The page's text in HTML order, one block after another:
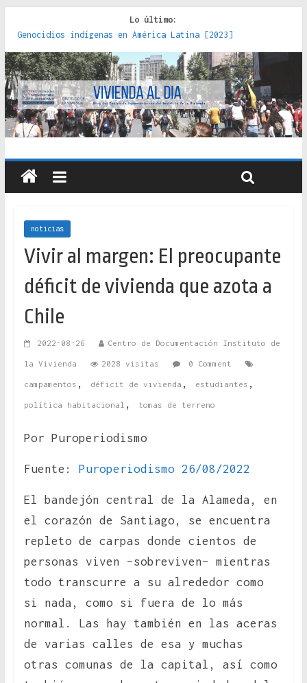
Lo último:
Genocidios indígenas en América Latina [2023]
Estudios sobre la espacialización de los Estados :
políticas, prácticas y representaciones [2022]
Donde el pedernal choca con el acero : hacia una teoría
crítica de las fronteras latinoamericanas [2020]
Criterios técnicos para una vivienda adecuada [2019]
Red de consultorios de la Caja del Seguro Obrero en
Santiago : un patrimonio emblemático [2014]
noticias
Vivir al margen: El preocupante
déficit de vivienda que azota a
Chile
2022-08-26 Centro de Documentación Instituto de
la Vivienda 2028 visitas 0 Comment
campamentos , déficit de vivienda , estudiantes ,
política habitacional , tomas de terreno
Por Puroperiodismo
Fuente: Puroperiodismo 26/08/2022
El bandejón central de la Alameda, en
el corazón de Santiago, se encuentra
repleto de carpas donde cientos de
personas viven –sobreviven– mientras
todo transcurre a su alrededor como
si nada, como si fuera de lo más
normal. Las hay también en las aceras
de varias calles de esa y muchas
otras comunas de la capital, así como